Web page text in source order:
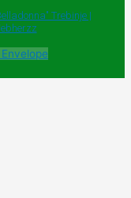
Trebinje |
Envelope